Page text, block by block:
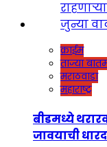
क्राईम
ताज्या
मराठवाडा
महाराष्ट्र
बीडमध्ये
जावयाची